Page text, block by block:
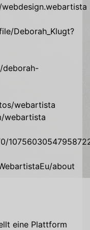
Deborah_Klugt?
deborah-
webartista
webartista
about
eine Plattform